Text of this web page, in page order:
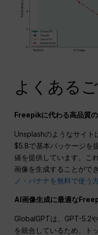
よくある
Freepikに代わる高品質
Unsplashのようなサイト
$5.8で基本パッケージを
値を提供しています。こ
画像を生成することがで
ノ・バナナを無料で使う
AI画像生成に最適な
GlobalGPTは、GPT-5.2
を統合しているため、ト